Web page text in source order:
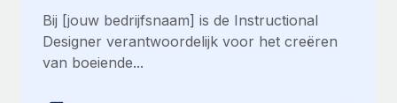
Bij [jouw bedrijfsnaam] is de Instructional
Designer verantwoordelijk voor het creëren
van boeiende...